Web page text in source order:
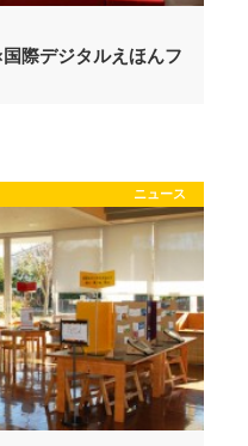
際デジタルえほんフ
ニュース